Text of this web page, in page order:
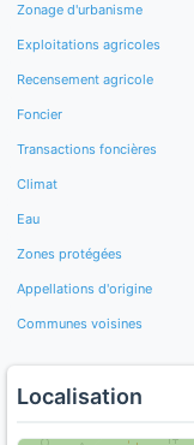
Zonage d'urbanisme
Exploitations agricoles
Recensement agricole
Foncier
Transactions foncières
Climat
Eau
Zones protégées
Appellations d'origine
Communes voisines
Localisation